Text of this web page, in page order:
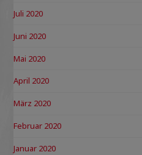
Juli 2020
Juni 2020
Mai 2020
April 2020
März 2020
Februar 2020
Januar 2020